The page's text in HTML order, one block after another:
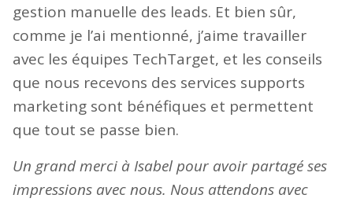
gestion manuelle des leads. Et bien sûr,
comme je l’ai mentionné, j’aime travailler
avec les équipes TechTarget, et les conseils
que nous recevons des services supports
marketing sont bénéfiques et permettent
que tout se passe bien.
Un grand merci à Isabel pour avoir partagé ses
impressions avec nous. Nous attendons avec